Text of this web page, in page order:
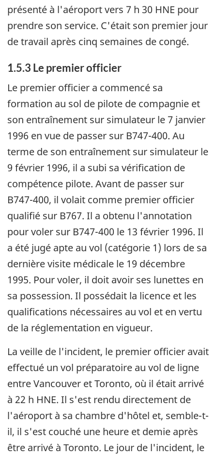
présenté à l'aéroport vers 7 h 30 HNE pour
prendre son service. C'était son premier jour
de travail après cinq semaines de congé.
1.5.3 Le premier officier
Le premier officier a commencé sa
formation au sol de pilote de compagnie et
son entraînement sur simulateur le 7 janvier
1996 en vue de passer sur B747-400. Au
terme de son entraînement sur simulateur le
9 février 1996, il a subi sa vérification de
compétence pilote. Avant de passer sur
B747-400, il volait comme premier officier
qualifié sur B767. Il a obtenu l'annotation
pour voler sur B747-400 le 13 février 1996. Il
a été jugé apte au vol (catégorie 1) lors de sa
dernière visite médicale le 19 décembre
1995. Pour voler, il doit avoir ses lunettes en
sa possession. Il possédait la licence et les
qualifications nécessaires au vol et en vertu
de la réglementation en vigueur.
La veille de l'incident, le premier officier avait
effectué un vol préparatoire au vol de ligne
entre Vancouver et Toronto, où il était arrivé
à 22 h HNE. Il s'est rendu directement de
l'aéroport à sa chambre d'hôtel et, semble-t-
il, il s'est couché une heure et demie après
être arrivé à Toronto. Le jour de l'incident, le